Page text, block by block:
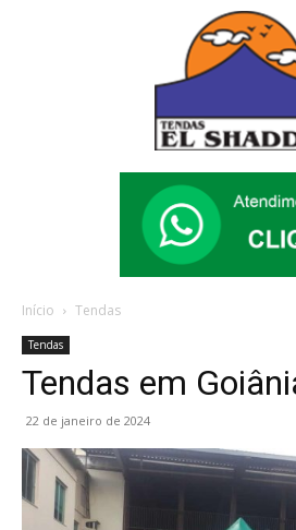
Início Tendas
Tendas
Tendas em
22 de janeiro de 2024